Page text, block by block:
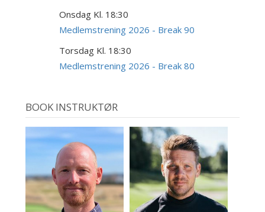
Onsdag Kl. 18:30
Medlemstrening 2026 - Break 90
Torsdag Kl. 18:30
Medlemstrening 2026 - Break 80
BOOK INSTRUKTØR